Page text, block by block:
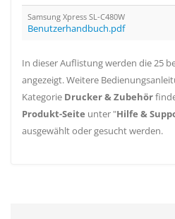
Samsung Xpress SL-C480W
Benutzerhandbuch.pdf
In dieser Auflistung werden die 25
angezeigt. Weitere
Kategorie Drucker & Zubehör
Produkt-Seite unter "Hilfe &
ausgewählt oder gesucht werden.